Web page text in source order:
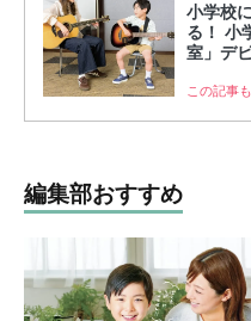
小学校
る！ 小
室」デ
この記事
編集部おすすめ